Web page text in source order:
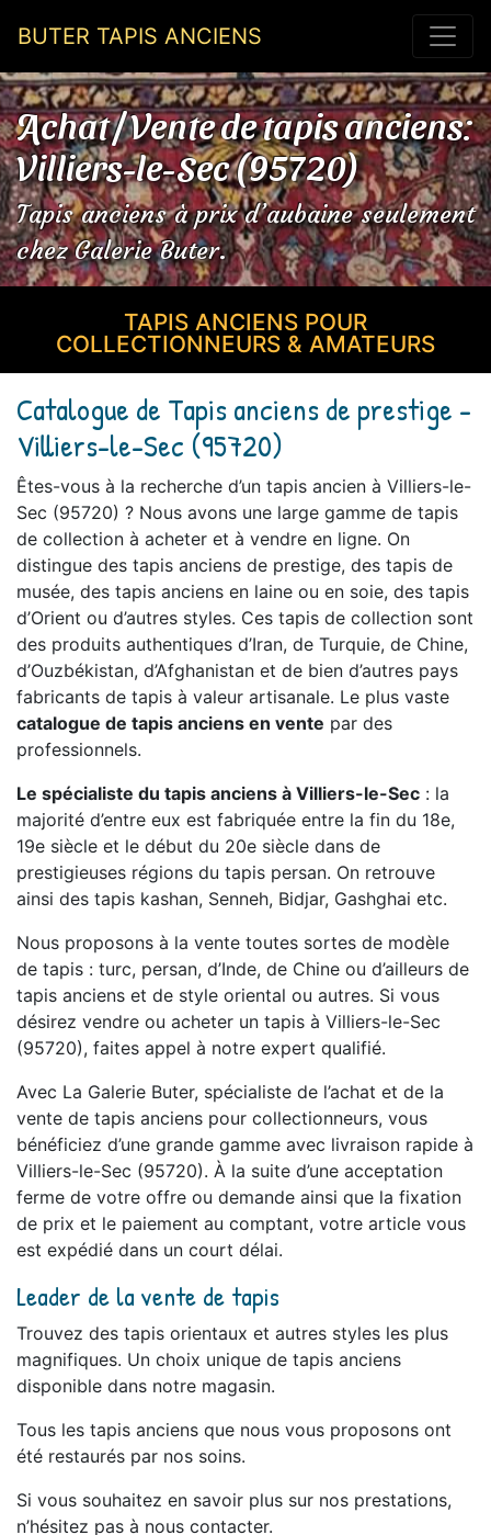
BUTER TAPIS ANCIENS
Achat / Vente de tapis anciens:
Villiers-le-Sec (95720)
Tapis anciens à prix d’aubaine seulement
chez Galerie Buter.
TAPIS ANCIENS POUR
COLLECTIONNEURS & AMATEURS
Catalogue de Tapis anciens de prestige -
Villiers-le-Sec (95720)
Êtes-vous à la recherche d’un tapis ancien à Villiers-le-
Sec (95720) ? Nous avons une large gamme de tapis
de collection à acheter et à vendre en ligne. On
distingue des tapis anciens de prestige, des tapis de
musée, des tapis anciens en laine ou en soie, des tapis
d’Orient ou d’autres styles. Ces tapis de collection sont
des produits authentiques d’Iran, de Turquie, de Chine,
d’Ouzbékistan, d’Afghanistan et de bien d’autres pays
fabricants de tapis à valeur artisanale. Le plus vaste
catalogue de tapis anciens en vente par des
professionnels.
Le spécialiste du tapis anciens à Villiers-le-Sec : la
majorité d’entre eux est fabriquée entre la fin du 18e,
19e siècle et le début du 20e siècle dans de
prestigieuses régions du tapis persan. On retrouve
ainsi des tapis kashan, Senneh, Bidjar, Gashghai etc.
Nous proposons à la vente toutes sortes de modèle
de tapis : turc, persan, d’Inde, de Chine ou d’ailleurs de
tapis anciens et de style oriental ou autres. Si vous
désirez vendre ou acheter un tapis à Villiers-le-Sec
(95720), faites appel à notre expert qualifié.
Avec La Galerie Buter, spécialiste de l’achat et de la
vente de tapis anciens pour collectionneurs, vous
bénéficiez d’une grande gamme avec livraison rapide à
Villiers-le-Sec (95720). À la suite d’une acceptation
ferme de votre offre ou demande ainsi que la fixation
de prix et le paiement au comptant, votre article vous
est expédié dans un court délai.
Leader de la vente de tapis
Trouvez des tapis orientaux et autres styles les plus
magnifiques. Un choix unique de tapis anciens
disponible dans notre magasin.
Tous les tapis anciens que nous vous proposons ont
été restaurés par nos soins.
Si vous souhaitez en savoir plus sur nos prestations,
n’hésitez pas à nous contacter.